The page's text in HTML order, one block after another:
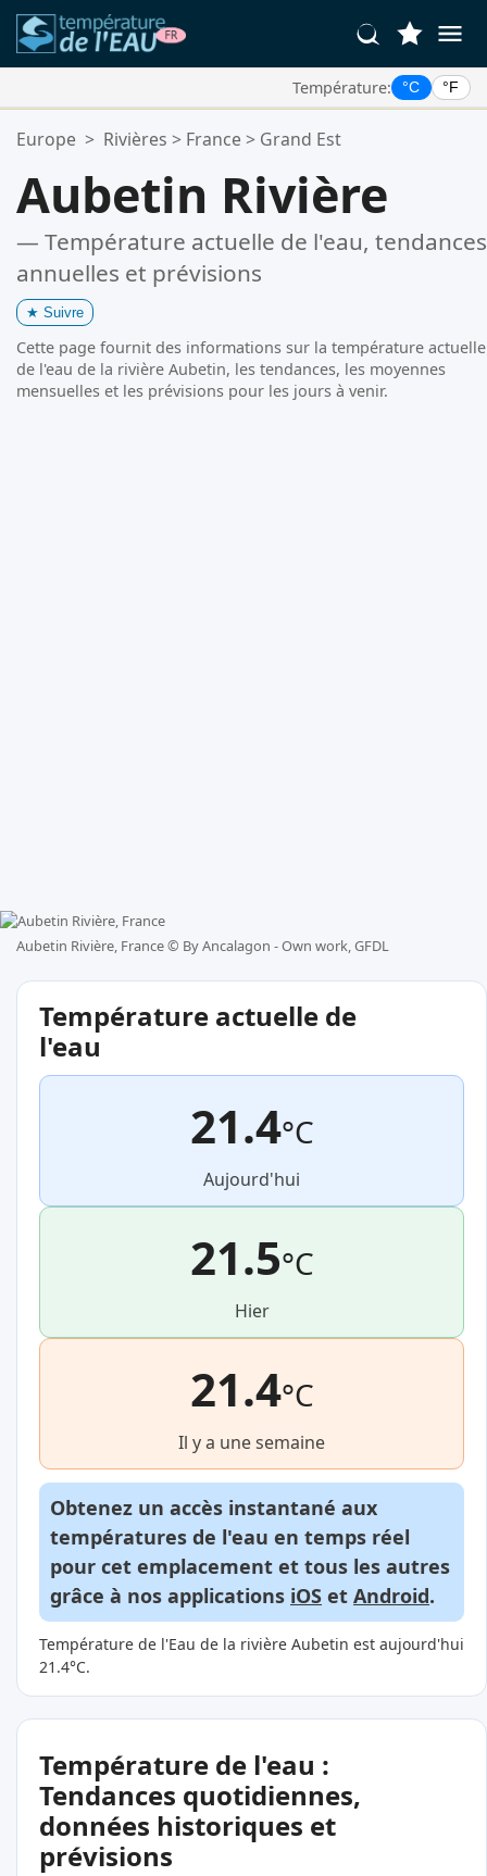
Température: °C °F
Vos Lieux Favoris:
Europe > Rivières > France > Grand Est
Aubetin Rivière
— Température actuelle de l'eau, tendances
annuelles et prévisions
★ Suivre
Cette page fournit des informations sur la température actuelle
de l'eau de la rivière Aubetin, les tendances, les moyennes
mensuelles et les prévisions pour les jours à venir.
Aubetin Rivière, France © By Ancalagon - Own work, GFDL
Température actuelle de
l'eau
21.4°C
Aujourd'hui
21.5°C
Hier
21.4°C
Il y a une semaine
Obtenez un accès instantané aux
températures de l'eau en temps réel
pour cet emplacement et tous les autres
grâce à nos applications iOS et Android.
Température de l'Eau de la rivière Aubetin est aujourd'hui
21.4°C.
Température de l'eau :
Tendances quotidiennes,
données historiques et
prévisions